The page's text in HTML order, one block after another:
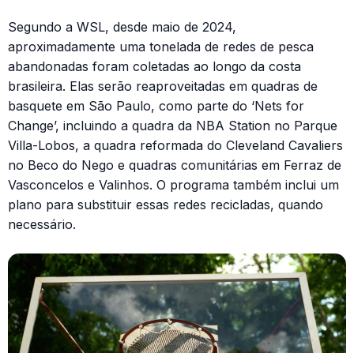
Segundo a WSL, desde maio de 2024,
aproximadamente uma tonelada de redes de pesca
abandonadas foram coletadas ao longo da costa
brasileira. Elas serão reaproveitadas em quadras de
basquete em São Paulo, como parte do ‘Nets for
Change’, incluindo a quadra da NBA Station no Parque
Villa-Lobos, a quadra reformada do Cleveland Cavaliers
no Beco do Nego e quadras comunitárias em Ferraz de
Vasconcelos e Valinhos. O programa também inclui um
plano para substituir essas redes recicladas, quando
necessário.